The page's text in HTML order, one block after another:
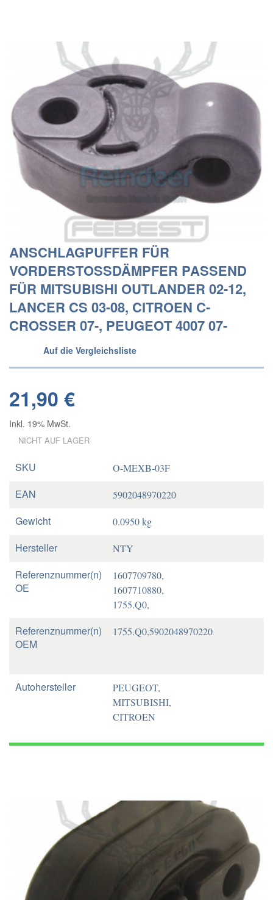
ANSCHLAGPUFFER FÜR
VORDERSTOSSDÄMPFER PASSEND F
ÜR MITSUBISHI OUTLANDER 02-12, L
ANCER CS 03-08, CITROEN C-C
ROSSER 07-, PEUGEOT 4007 07-
Auf die Vergleichsliste
21,90 €
Inkl. 19% MwSt.
NICHT AUF LAGER
SKU O-MEXB-03F
EAN 5902048970220
Gewicht 0.0950 kg
Hersteller NTY
Referenznummer(n)
OE
1607709780,
1607710880,
1755.Q0,
Referenznummer(n)
OEM
1755.Q0,5902048970220
Autohersteller
PEUGEOT,
MITSUBISHI,
CITROEN